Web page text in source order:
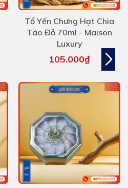
Tổ Yến Chưng Hạt Chia
Táo Đỏ 70ml - Maison
Luxury
105.000₫